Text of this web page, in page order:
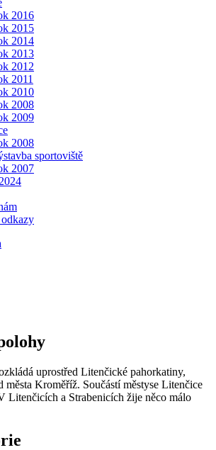
2016
2015
2014
2013
2012
2011
2010
2008
2009
2008
sportoviště
2007
uprostřed Litenčické pahorkatiny,
města Kroměříž. Součástí městyse Litenčice
Litenčicích a Strabenicích žije něco málo